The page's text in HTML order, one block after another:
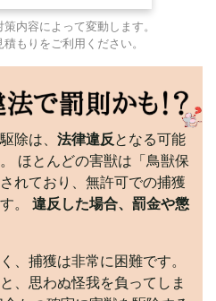
内容によって変動します。
もりをご利用ください。
除は、 法律違反 となる可能
ほとんどの害獣は「鳥獣保
れており、無許可での捕獲
。 違反した場合、罰金や懲
、捕獲は非常に困難です。
、思わぬ怪我を負ってしま